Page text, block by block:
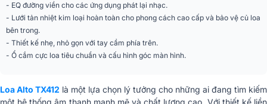
Dáng loa Loa fullrange (phổ thông)
Ứng dụng mở rộng
Quán cafe, Nhà hàng
Tiện ích
Có bluetooth
- EQ đường viền cho các ứng dụng phát lại nhạc.
- Lưới tản nhiệt kim loại hoàn toàn cho phong cách cao cấp và bảo vệ củ loa
bên trong.
- Thiết kế nhẹ, nhỏ gọn với tay cầm phía trên.
- Ổ cắm cực loa tiêu chuẩn và cấu hình góc màn hình.
Loa Alto TX412 là một lựa chọn lý tưởng cho những ai đang tìm kiếm